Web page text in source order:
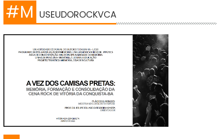
#M USEUDOROCKVCA